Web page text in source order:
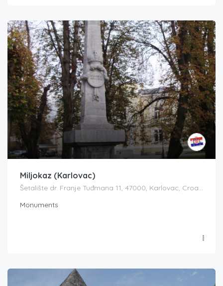
Miljokaz (Karlovac)
Šetalište dr. Franje Tuđmana 11, 47000, Karlovac, Croatia
Monuments